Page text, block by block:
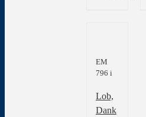
EM
796 i
Lob,
Dank